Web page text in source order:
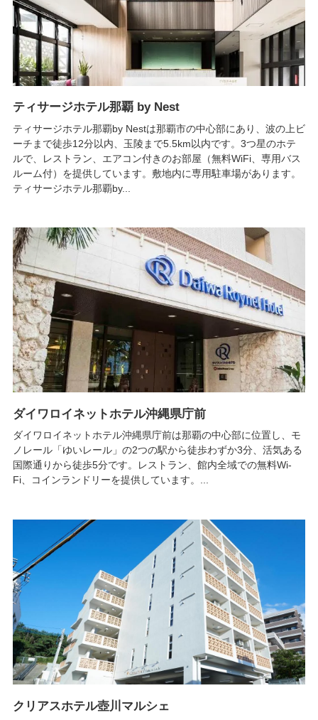
ティサージホテル那覇 by Nest
ティサージホテル那覇by Nestは那覇市の中心部にあり、波の上ビ
ーチまで徒歩12分以内、玉陵まで5.5km以内です。3つ星のホテ
ルで、レストラン、エアコン付きのお部屋（無料WiFi、専用バス
ルーム付）を提供しています。敷地内に専用駐車場があります。
ティサージホテル那覇by...
ダイワロイネットホテル沖縄県庁前
ダイワロイネットホテル沖縄県庁前は那覇の中心部に位置し、モ
ノレール「ゆいレール」の2つの駅から徒歩わずか3分、活気ある
国際通りから徒歩5分です。レストラン、館内全域での無料Wi-
Fi、コインランドリーを提供しています。...
クリアスホテル壺川マルシェ